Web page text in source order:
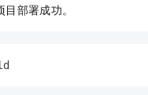
部署成功。